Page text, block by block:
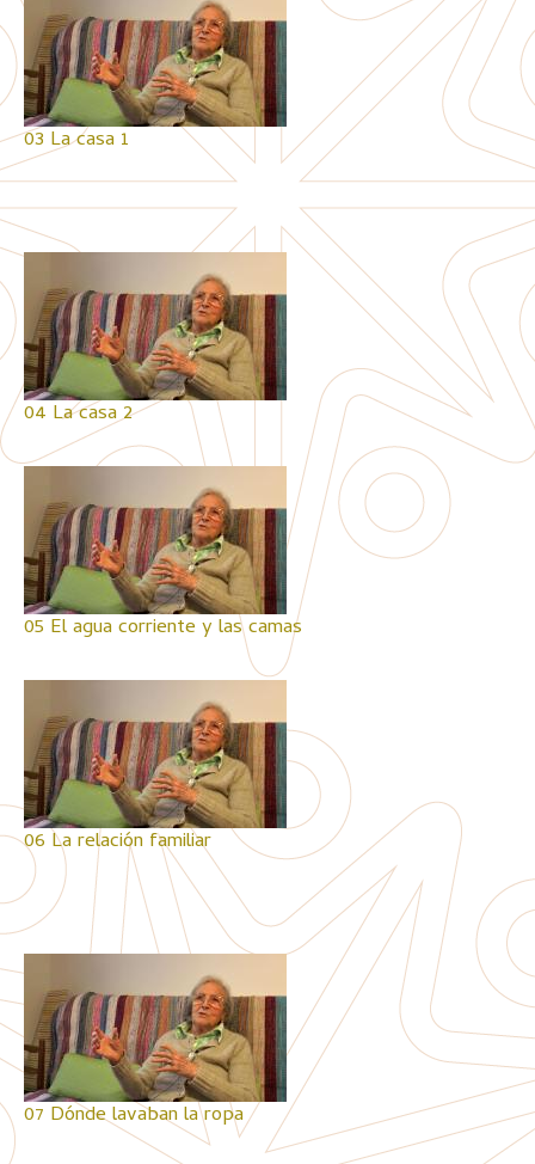
03 La casa 1
04 La casa 2
05 El agua corriente y las camas
06 La relación familiar
07 Dónde lavaban la ropa